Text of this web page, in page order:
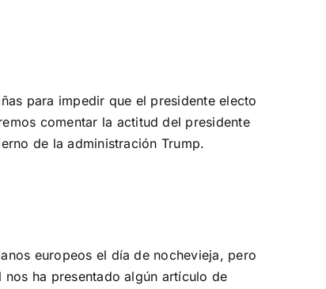
para impedir que el presidente electo
comentar la actitud del presidente
de la administración Trump.
europeos el día de nochevieja, pero
ha presentado algún artículo de